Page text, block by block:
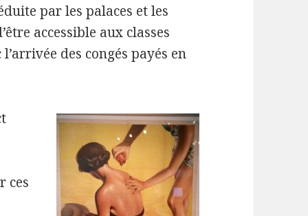
par les palaces et les
accessible aux classes
des congés payés en
ces